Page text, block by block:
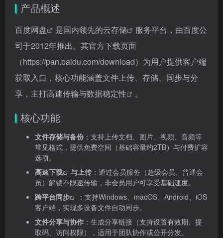
产品概述
百度网盘 是国内领先的云存储
服务平台，由百度公
司于2012年推出。其官方下载页面
（https://pan.baidu.com/download）为用户提供客户端
获取入口，核心功能涵盖文件上传、存储、同步与分
享，主打高速传输与数据稳定性
。
核心功能
文件存储与备份 ：支持上传文档、图片、视频、音频等
常见格式，提供免费空间（基础容量约2TB）与付费扩容
选项。
高速下载
与上传 ：通过会员服务（超级会员、普通会
员）解锁不限速传输，非会员用户可享受基础速度。
跨平台同步
：支持Windows、macOS、Android、iOS
客户端，实现多设备文件自动同步。
文件分享与协作 ：生成分享链接（支持设置有效期、提
取码、访问权限），适用于团队协作或公开分发。